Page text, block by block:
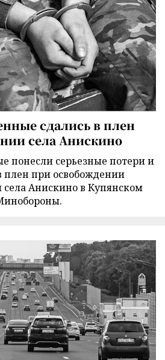
сдались в плен
села Анискино
понесли серьезные потери и
плен при освобождении
Анискино в Купянском